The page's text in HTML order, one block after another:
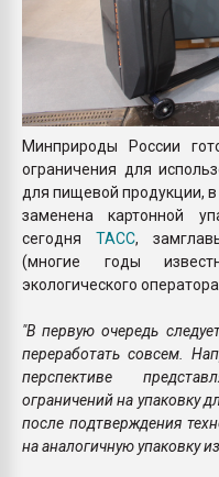
Минприроды России
ограничения для
для пищевой продукции,
заменена картонной
сегодня ТАСС,
(многие годы
экологического
"В первую очередь
переработать совсем.
перспективе
ограничений на упаковку
после подтверждения
на аналогичную упаковку